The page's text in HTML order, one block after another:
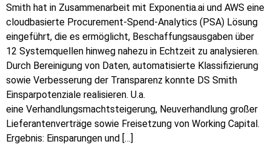
Smith hat in Zusammenarbeit mit Exponentia.ai und AWS eine
cloudbasierte Procurement-Spend-Analytics (PSA) Lösung
eingeführt, die es ermöglicht, Beschaffungsausgaben über
12 Systemquellen hinweg nahezu in Echtzeit zu analysieren.
Durch Bereinigung von Daten, automatisierte Klassifizierung
sowie Verbesserung der Transparenz konnte DS Smith
Einsparpotenziale realisieren. U.a.
eine Verhandlungsmachtsteigerung, Neuverhandlung großer
Lieferantenverträge sowie Freisetzung von Working Capital.
Ergebnis: Einsparungen und […]